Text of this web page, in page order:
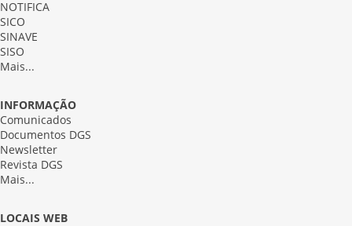
NOTIFICA
SICO
SINAVE
SISO
Mais...
INFORMAÇÃO
Comunicados
Documentos DGS
Newsletter
Revista DGS
Mais...
LOCAIS WEB